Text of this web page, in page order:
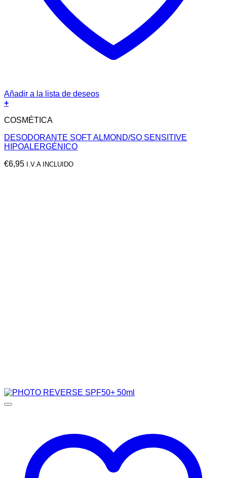
Añadir a la lista de deseos
+
COSMÉTICA
DESODORANTE SOFT ALMOND/SO SENSITIVE
HIPOALERGÉNICO
€6,95 I.V.A INCLUIDO